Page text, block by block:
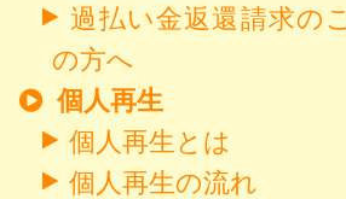
過払い金返還請求の
の方へ
個人再生
個人再生とは
個人再生の流れ